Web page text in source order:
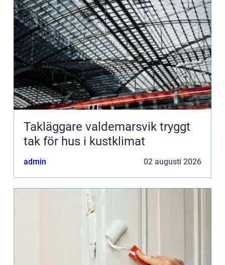
Takläggare valdemarsvik tryggt
tak för hus i kustklimat
admin 02 augusti 2026